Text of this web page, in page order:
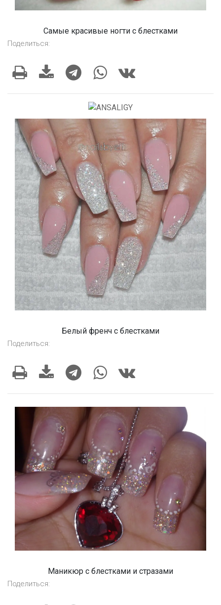
Самые красивые ногти с блестками
Поделиться:
Белый френч с блестками
Поделиться:
Маникюр с блестками и стразами
Поделиться: